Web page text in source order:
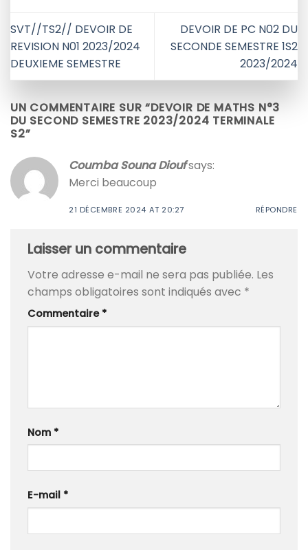
SVT//TS2// DEVOIR DE
REVISION N01 2023/2024
DEUXIEME SEMESTRE
DEVOIR DE PC N02 DU
SECONDE SEMESTRE 1S2
2023/2024
UN COMMENTAIRE SUR “DEVOIR DE MATHS N°3
DU SECOND SEMESTRE 2023/2024 TERMINALE
S2”
Coumba Souna Dioufsays:
Merci beaucoup
21 DÉCEMBRE 2024 AT 20:27 RÉPONDRE
Laisser un commentaire
Votre adresse e-mail ne sera pas publiée. Les
champs obligatoires sont indiqués avec *
Commentaire *
Nom *
E-mail *